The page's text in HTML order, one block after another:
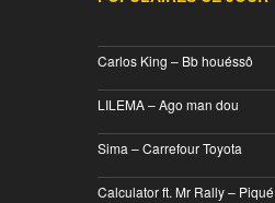
Carlos King – Bb houéssô
LILEMA – Ago man dou
Sima – Carrefour Toyota
Calculator ft. Mr Rally – Piqué